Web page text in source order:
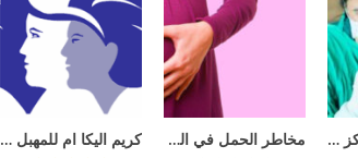
ماهو 3 افضل مراكز زراعة الشعر في تركيا عام 2026 مخاطر الحمل في الشهر الرابع كريم اليكا ام للمهبل الالتهابات النسائية: الأساب والوقاية والعلاج